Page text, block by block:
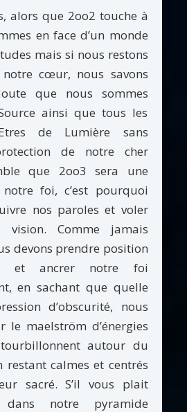
alors que 2oo2 touche à
en face d’un monde
mais si nous restons
notre cœur, nous savons
que nous sommes
ainsi que tous les
de Lumière sans
de notre cher
que 2oo3 sera une
foi, c’est pourquoi
nos paroles et voler
vision. Comme jamais
devons prendre position
et ancrer notre foi
en sachant que quelle
d’obscurité, nous
le maelström d’énergies
autour du
restant calmes et centrés
sacré. S’il vous plait
dans notre pyramide